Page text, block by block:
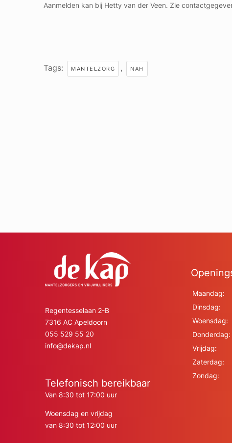
Aanmelden kan bij Hetty van der Veen. Zie
Tags: MANTELZORG , NAH
Regentesselaan 2-B
7316 AC Apeldoorn
055 529 55 20
info@dekap.nl
Telefonisch bereikbaar
Van 8:30 tot 17:00 uur
Woensdag en vrijdag
van 8:30 tot 12:00 uur
Maandag:
Dinsdag:
Woensdag:
Donderdag:
Vrijdag:
Zaterdag:
Zondag: